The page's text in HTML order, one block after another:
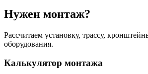
Нужен монтаж?
Рассчитаем установку, трассу,
оборудования.
Калькулятор монтажа